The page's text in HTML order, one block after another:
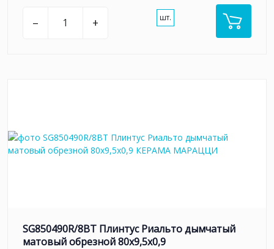
– + шт.
SG850490R/8BT Плинтус Риальто дымчатый
матовый обрезной 80x9,5x0,9